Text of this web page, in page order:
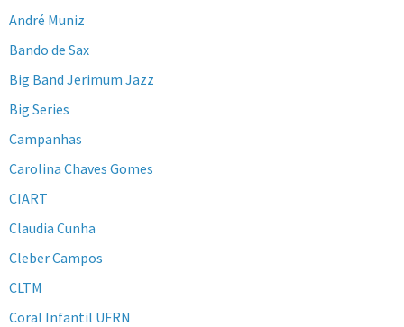
André Muniz
Bando de Sax
Big Band Jerimum Jazz
Big Series
Campanhas
Carolina Chaves Gomes
CIART
Claudia Cunha
Cleber Campos
CLTM
Coral Infantil UFRN